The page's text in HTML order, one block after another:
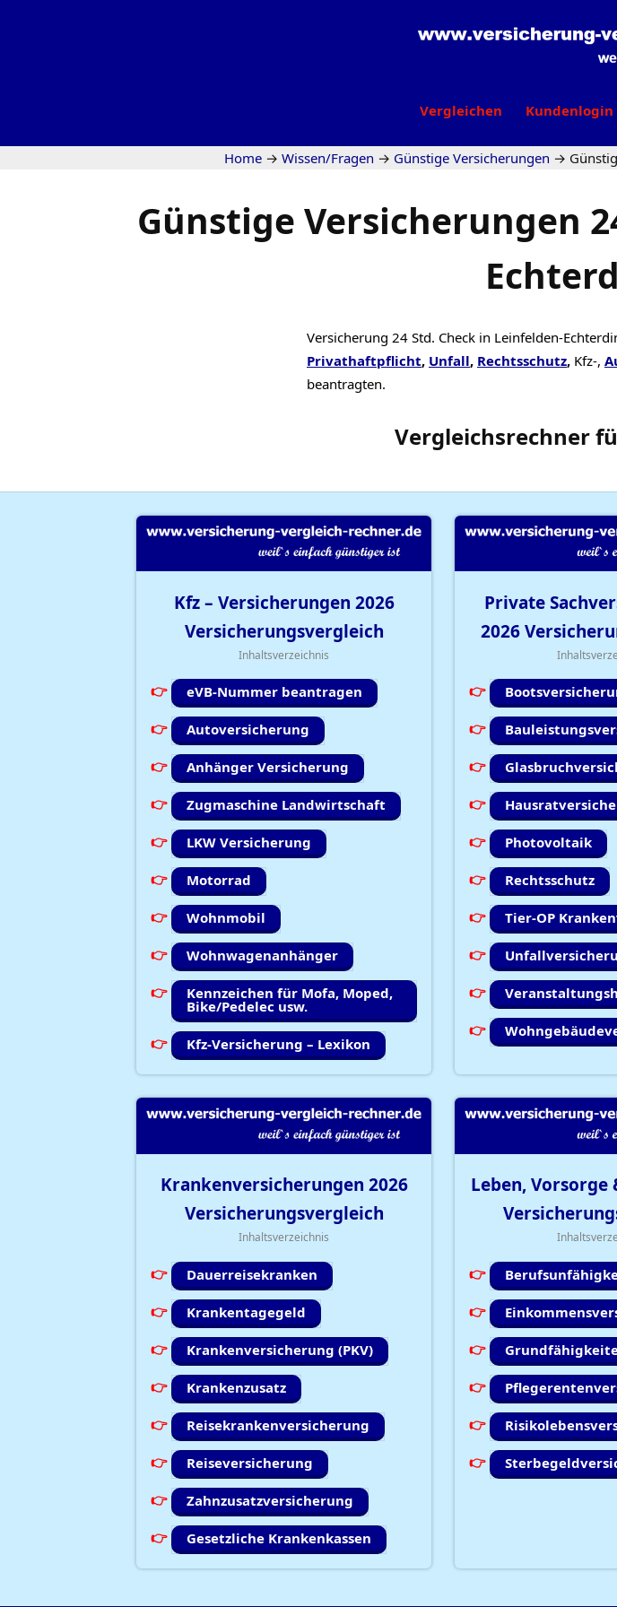
Vergleichen
Home → Wissen/Fragen → Günstige Versicherungen →
Günstige Versicherungen
Versicherung 24 Std. Check in Leinfelden-
Privathaftpflicht, Unfall, Rechtsschutz, Kfz-,
beantragten.
Vergleichsrechner
Kfz – Versicherungen 2026
Versicherungsvergleich
Inhaltsverzeichnis
eVB-Nummer beantragen
Autoversicherung
Anhänger Versicherung
Zugmaschine Landwirtschaft
LKW Versicherung
Motorrad
Wohnmobil
Wohnwagenanhänger
Kennzeichen für Mofa, Moped,
Bike/Pedelec usw.
Kfz-Versicherung – Lexikon
Private
2026
Photovoltaik
Rechtsschutz
Tier-OP
Krankenversicherungen 2026
Versicherungsvergleich
Inhaltsverzeichnis
Dauerreisekranken
Krankentagegeld
Krankenversicherung (PKV)
Krankenzusatz
Reisekrankenversicherung
Reiseversicherung
Zahnzusatzversicherung
Gesetzliche Krankenkassen
Leben,